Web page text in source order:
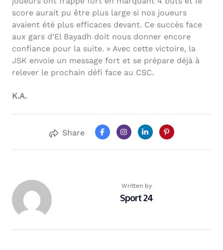
score aurait pu être plus large si nos joueurs
avaient été plus efficaces devant. Ce succès face
aux gars d’El Bayadh doit nous donner encore
confiance pour la suite. » Avec cette victoire, la
JSK envoie un message fort et se prépare déjà à
relever le prochain défi face au CSC.
K.A.
Share
Written by
Sport 24